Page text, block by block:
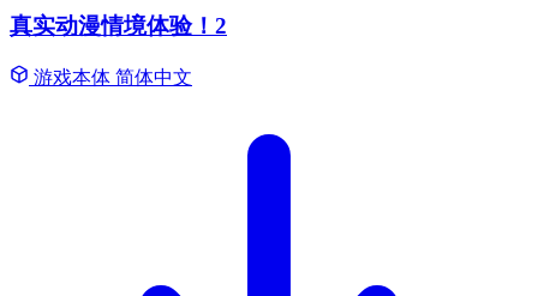
真实动漫情境体验！2
游戏本体 简体中文